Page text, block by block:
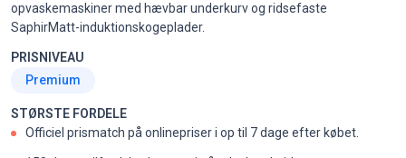
opvaskemaskiner med hævbar underkurv og ridsefaste
SaphirMatt-induktionskogeplader.
PRISNIVEAU
Premium
STØRSTE FORDELE
Officiel prismatch på onlinepriser i op til 7 dage efter købet.